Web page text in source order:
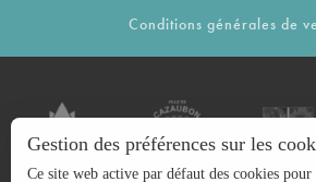
Conditions générales de
Gestion des préférences sur les
Ce site web active par défaut des cookies pour